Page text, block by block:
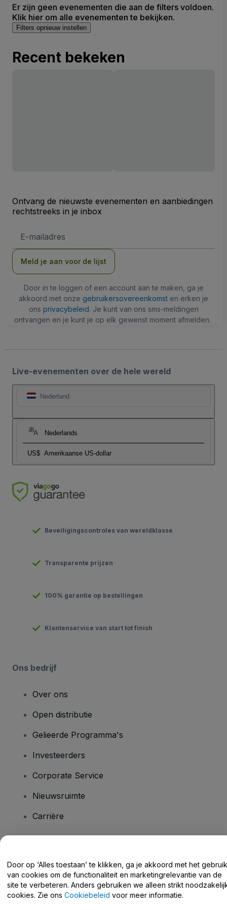
Er zijn geen evenementen die aan de filters voldoen.
Klik hier om alle evenementen te bekijken.
Filters opnieuw instellen
Recent bekeken
Ontvang de nieuwste evenementen en aanbiedingen
rechtstreeks in je inbox
mailadres
Meld je aan voor de lijst
Door in te loggen of een account aan te maken, ga je
akkoord met onze gebruikersovereenkomst en erken je
ons privacybeleid. Je kunt van ons sms-meldingen
ontvangen en je kunt je op elk gewenst moment afmelden.
Live-evenementen over de hele wereld
Nederland
Nederlands
US$ Amerikaanse US-dollar
Beveiligingscontroles van wereldklasse
Transparente prijzen
100% garantie op bestellingen
Klantenservice van start tot finish
Ons bedrijf
Over ons
Open distributie
Gelieerde Programma's
Investeerders
Corporate Service
Nieuwsruimte
Carrière
Helpcentrum / Neem Contact Met Ons Op
Door op ‘Alles toestaan’ te klikken, ga je akkoord met het gebruik
van cookies om de functionaliteit en marketingrelevantie van de
site te verbeteren. Anders gebruiken we alleen strikt
cookies. Zie ons Cookiebeleid voor meer informatie.